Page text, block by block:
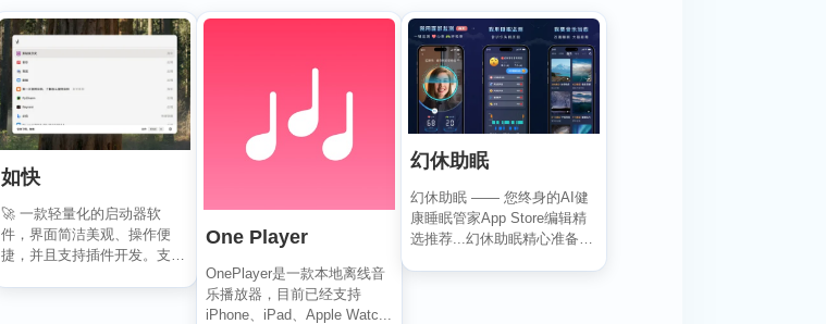
如快
🚀 一款轻量化的启动器软
件，界面简洁美观、操作便
捷，并且支持插件开发。支持
One Player
OnePlayer是一款本地离线音
乐播放器，目前已经支持
iPhone、iPad、Apple Watc...
幻休助眠
幻休助眠 —— 您终身的AI健
康睡眠管家App Store编辑精
选推荐...幻休助眠精心准备了